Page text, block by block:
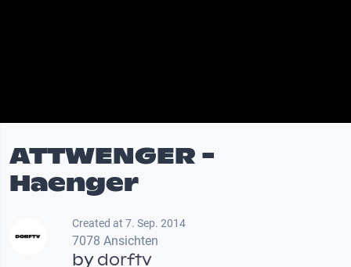
ATTWENGER -
Haenger
Created at 7. Sep. 2014
7078 Ansichten
bydorftv